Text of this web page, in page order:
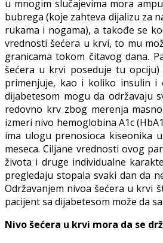
u mnogim slučajevima mora
bubrega (koje zahteva dijalizu za
rukama i nogama), a takođe se
vrednosti šećera u krvi, to mu
granicama tokom čitavog dana.
šećera u krvi poseduje tu
primenjuje, kao i koliko insulin i
dijabetesom mogu da održavaju
redovno krv zbog merenja
izmeri nivo hemoglobina A1c
ima ulogu prenosioca kiseonika
meseca. Ciljane vrednosti ovog
života i druge individualne
pregledaju stopala svaki dan da
Održavanjem nivoa šećera u krvi
pacijent sa dijabetesom može da
Nivo šećera u krvi mora da se